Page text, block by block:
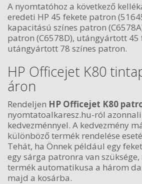
A nyomtatóhoz a következő
eredeti HP 45 fekete patron
kapacitású színes patron
patron (C6578D), utángyártott 45
utángyártott 78 színes patron.
HP Officejet K80
áron
Rendeljen HP Officejet K80
nyomtatoalkaresz.hu-ról
kedvezménnyel. A kedvezmény
különböző termék rendelése
Tehát, ha Önnek például egy
egy sárga patronra van
termék automatikusa a három
majd a kosárba.